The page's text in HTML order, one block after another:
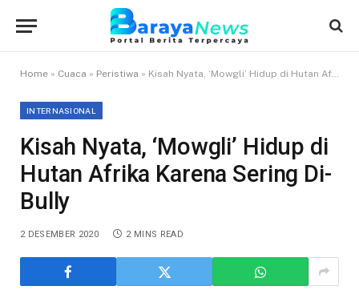
Home » Cuaca » Peristiwa » Kisah Nyata, ‘Mowgli’ Hidup di Hutan Afrika Karena Sering Di-Bully
INTERNASIONAL
Kisah Nyata, ‘Mowgli’ Hidup di
Hutan Afrika Karena Sering Di-
Bully
2 DESEMBER 2020 2 MINS READ